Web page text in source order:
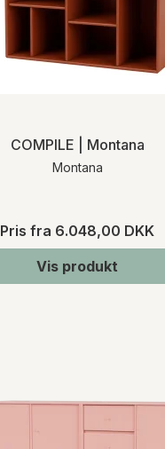
COMPILE | Montana
Montana
Pris fra 6.048,00 DKK
Vis produkt